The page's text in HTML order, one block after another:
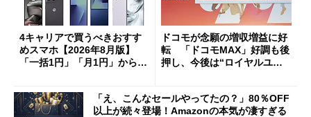
4キャリアで買うべきおすす
めスマホ【2026年8月版】
「一括1円」「月1円」からお
ドコモが念願の増収増益に好
転 「ドコモMAX」好調も後
押し、今後は“ロイヤルユー
「え、こんなセールやってたの？」80％OFF
以上が続々登場！Amazonの本気が凄すぎる